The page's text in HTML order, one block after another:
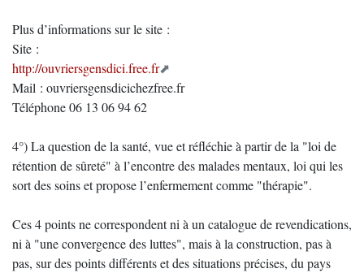
Plus d’informations sur le site :
Site :
http://ouvriersgensdici.free.fr
Mail : ouvriersgensdicichezfree.fr
Téléphone 06 13 06 94 62
4°) La question de la santé, vue et réfléchie à partir de la "loi de
rétention de sûreté" à l’encontre des malades mentaux, loi qui les
sort des soins et propose l’enfermement comme "thérapie".
Ces 4 points ne correspondent ni à un catalogue de revendications,
ni à "une convergence des luttes", mais à la construction, pas à
pas, sur des points différents et des situations précises, du pays